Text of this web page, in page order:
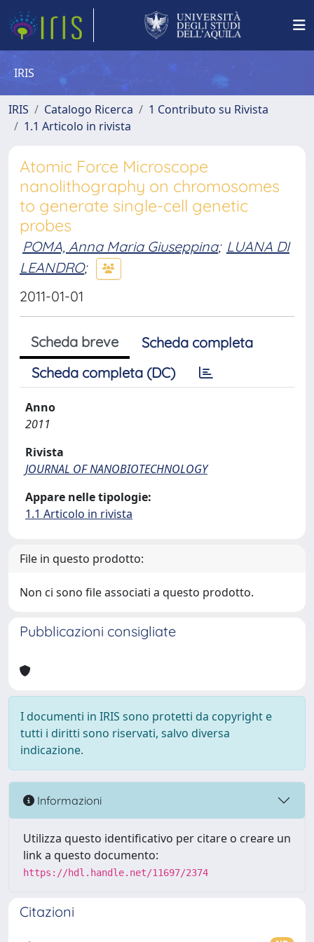
IRIS
IRIS Catalogo Ricerca
1 Contributo su Rivista
1.1 Articolo in rivista
Atomic Force Microscope
nanolithography on chromosomes
to generate single-cell genetic
probes
POMA, Anna Maria Giuseppina; LUANA DI
LEANDRO;
2011-01-01
Scheda breve
Scheda completa
Scheda completa (DC)
Anno
2011
Rivista
JOURNAL OF NANOBIOTECHNOLOGY
Appare nelle tipologie:
1.1 Articolo in rivista
File in questo prodotto:
Non ci sono file associati a questo prodotto.
Pubblicazioni consigliate
I documenti in IRIS sono protetti da copyright e
tutti i diritti sono riservati, salvo diversa
indicazione.
Informazioni
Utilizza questo identificativo per citare o creare un
link a questo documento:
https://hdl.handle.net/11697/2374
Citazioni